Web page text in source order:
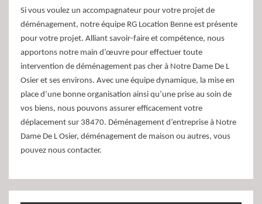
Si vous voulez un accompagnateur pour votre projet de
déménagement, notre équipe RG Location Benne est présente
pour votre projet. Alliant savoir-faire et compétence, nous
apportons notre main d’œuvre pour effectuer toute
intervention de déménagement pas cher à Notre Dame De L
Osier et ses environs. Avec une équipe dynamique, la mise en
place d’une bonne organisation ainsi qu’une prise au soin de
vos biens, nous pouvons assurer efficacement votre
déplacement sur 38470. Déménagement d’entreprise à Notre
Dame De L Osier, déménagement de maison ou autres, vous
pouvez nous contacter.